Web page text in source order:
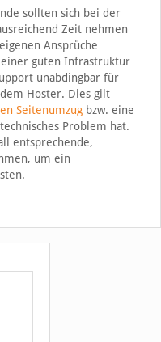
sollten sich bei der
Zeit nehmen
Ansprüche
guten Infrastruktur
unabdingbar für
Hoster. Dies gilt
Seitenumzugbzw. eine
Problem hat.
entsprechende,
um ein